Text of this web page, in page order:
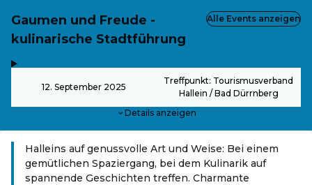
Gaumen und Freude -
kulinarische Stadtführung
12. September 2025
Treffpunkt: Tourismusverband
Hallein / Bad Dürrnberg
Details anzeigen
Alle Events anzeigen
Halleins auf genussvolle Art und Weise: Bei einem
gemütlichen Spaziergang, bei dem Kulinarik auf
spannende Geschichten treffen. Charmante